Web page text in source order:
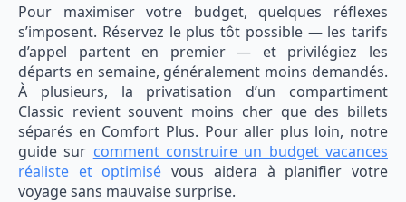
Pour maximiser votre budget, quelques réflexes
s’imposent. Réservez le plus tôt possible — les tarifs
d’appel partent en premier — et privilégiez les
départs en semaine, généralement moins demandés.
À plusieurs, la privatisation d’un compartiment
Classic revient souvent moins cher que des billets
séparés en Comfort Plus. Pour aller plus loin, notre
guide sur comment construire un budget vacances
réaliste et optimisé vous aidera à planifier votre
voyage sans mauvaise surprise.